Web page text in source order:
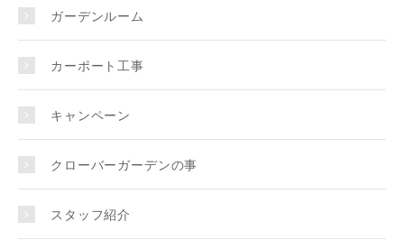
ガーデンルーム
カーポート工事
キャンペーン
クローバーガーデンの事
スタッフ紹介